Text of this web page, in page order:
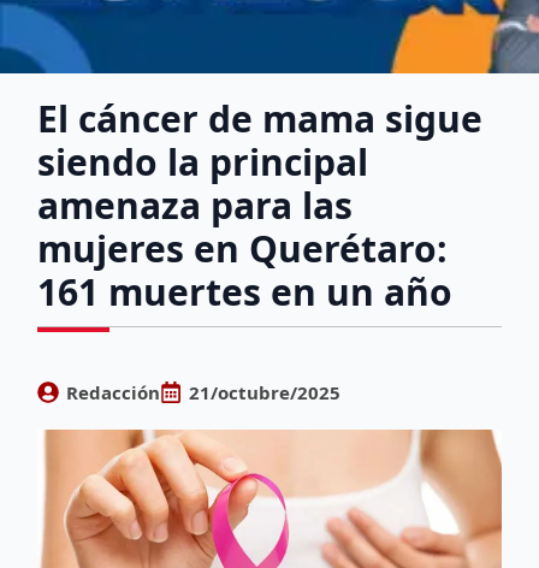
El cáncer de mama sigue
siendo la principal
amenaza para las
mujeres en Querétaro:
161 muertes en un año
Redacción 21/octubre/2025